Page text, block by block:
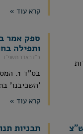
קרא עוד »
ספק אמר
ותפילה
כ״ז באדר תשפ״ו
בס"ד
'השכיבנו'
קרא עוד »
תבניות